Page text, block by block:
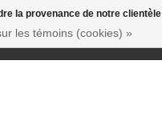
la provenance de notre
les témoins (cookies) »